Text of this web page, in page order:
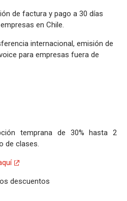
de factura y pago a 30 días
en Chile.
internacional, emisión de
para empresas fuera de
temprana de 30% hasta 2
de clases.
descuentos